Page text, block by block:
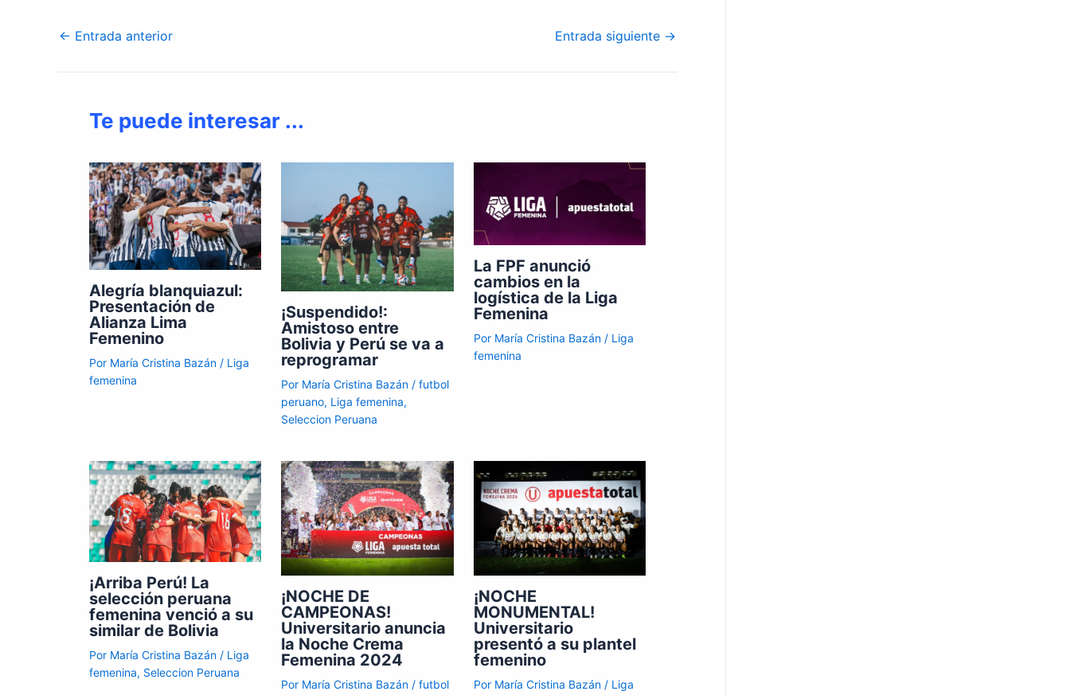
← Entrada anterior Entrada siguiente →
Te puede interesar ...
Alegría blanquiazul:
Presentación de
Alianza Lima
Femenino
Por María Cristina Bazán / Liga
femenina
¡Suspendido!:
Amistoso entre
Bolivia y Perú se va a
reprogramar
Por María Cristina Bazán /futbol
peruano, Liga femenina,
Seleccion Peruana
La FPF anunció
cambios en la
logística de la Liga
Femenina
Por María Cristina Bazán / Liga
femenina
¡Arriba Perú! La
selección peruana
femenina venció a su
similar de Bolivia
Por María Cristina Bazán / Liga
femenina, Seleccion Peruana
¡NOCHE DE
CAMPEONAS!
Universitario anuncia
la Noche Crema
Femenina 2024
Por María Cristina Bazán /futbol
¡NOCHE
MONUMENTAL!
Universitario
presentó a su plantel
femenino
Por María Cristina Bazán / Liga